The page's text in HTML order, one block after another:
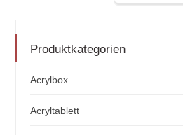
Produktkategorien
Acrylbox
Acryltablett